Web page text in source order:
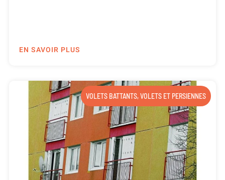
EN SAVOIR PLUS
VOLETS BATTANTS,VOLETS ET PERSIENNES